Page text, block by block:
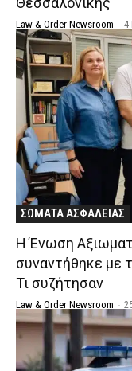
Law & Order Newsroom - 4
ΣΩΜΑΤΑ ΑΣΦΑΛΕΙΑΣ
Η Ένωση
συναντήθηκε με
Τι συζήτησαν
Law & Order Newsroom -